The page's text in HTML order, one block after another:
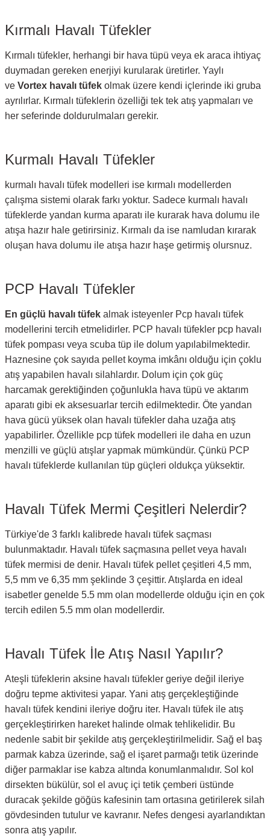
Kırmalı Havalı Tüfekler
Kırmalı tüfekler, herhangi bir hava tüpü veya ek araca ihtiyaç
duymadan gereken enerjiyi kurularak üretirler. Yaylı
ve Vortex havalı tüfek olmak üzere kendi içlerinde iki gruba
ayrılırlar. Kırmalı tüfeklerin özelliği tek tek atış yapmaları ve
her seferinde doldurulmaları gerekir.
Kurmalı Havalı Tüfekler
kurmalı havalı tüfek modelleri ise kırmalı modellerden
çalışma sistemi olarak farkı yoktur. Sadece kurmalı havalı
tüfeklerde yandan kurma aparatı ile kurarak hava dolumu ile
atışa hazır hale getirirsiniz. Kırmalı da ise namludan kırarak
oluşan hava dolumu ile atışa hazır haşe getirmiş olursnuz.
PCP Havalı Tüfekler
En güçlü havalı tüfek almak isteyenler Pcp havalı tüfek
modellerini tercih etmelidirler. PCP havalı tüfekler pcp havalı
tüfek pompası veya scuba tüp ile dolum yapılabilmektedir.
Haznesine çok sayıda pellet koyma imkânı olduğu için çoklu
atış yapabilen havalı silahlardır. Dolum için çok güç
harcamak gerektiğinden çoğunlukla hava tüpü ve aktarım
aparatı gibi ek aksesuarlar tercih edilmektedir. Öte yandan
hava gücü yüksek olan havalı tüfekler daha uzağa atış
yapabilirler. Özellikle pcp tüfek modelleri ile daha en uzun
menzilli ve güçlü atışlar yapmak mümkündür. Çünkü PCP
havalı tüfeklerde kullanılan tüp güçleri oldukça yüksektir.
Havalı Tüfek Mermi Çeşitleri Nelerdir?
Türkiye'de 3 farklı kalibrede havalı tüfek saçması
bulunmaktadır. Havalı tüfek saçmasına pellet veya havalı
tüfek mermisi de denir. Havalı tüfek pellet çeşitleri 4,5 mm,
5,5 mm ve 6,35 mm şeklinde 3 çeşittir. Atışlarda en ideal
isabetler genelde 5.5 mm olan modellerde olduğu için en çok
tercih edilen 5.5 mm olan modellerdir.
Havalı Tüfek İle Atış Nasıl Yapılır?
Ateşli tüfeklerin aksine havalı tüfekler geriye değil ileriye
doğru tepme aktivitesi yapar. Yani atış gerçekleştiğinde
havalı tüfek kendini ileriye doğru iter. Havalı tüfek ile atış
gerçekleştirirken hareket halinde olmak tehlikelidir. Bu
nedenle sabit bir şekilde atış gerçekleştirilmelidir. Sağ el baş
parmak kabza üzerinde, sağ el işaret parmağı tetik üzerinde
diğer parmaklar ise kabza altında konumlanmalıdır. Sol kol
dirsekten bükülür, sol el avuç içi tetik çemberi üstünde
duracak şekilde göğüs kafesinin tam ortasına getirilerek silah
gövdesinden tutulur ve kavranır. Nefes dengesi ayarlandıktan
sonra atış yapılır.